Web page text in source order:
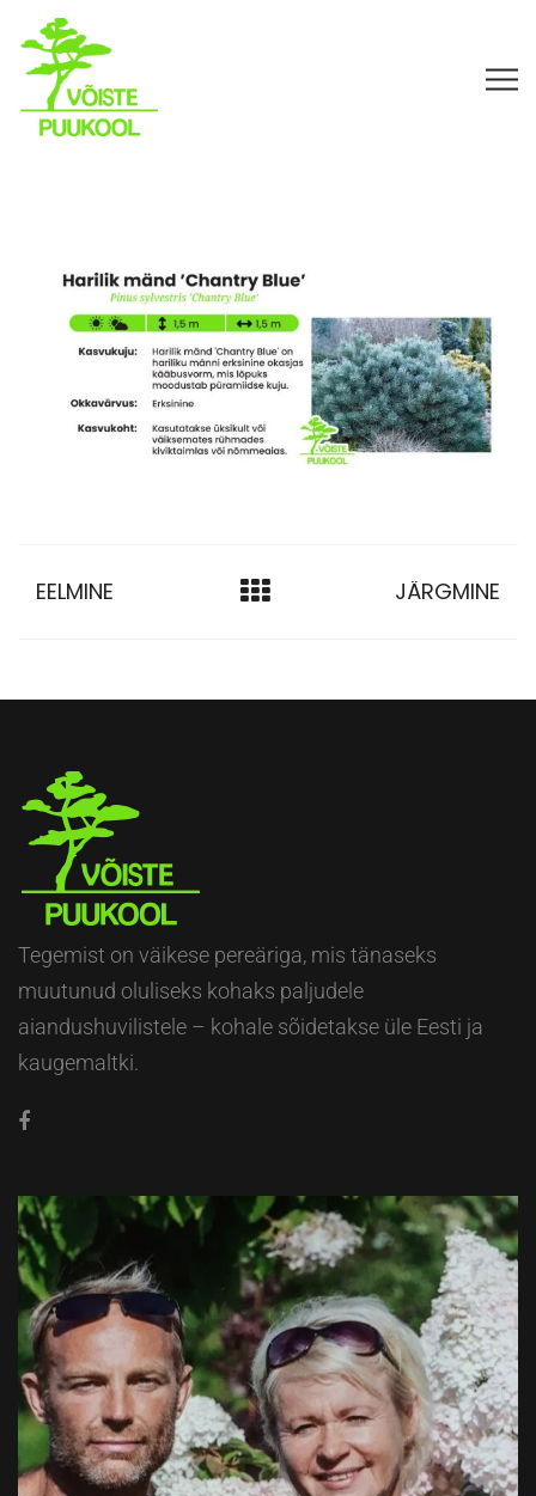
EELMINE JÄRGMINE
Tegemist on väikese pereäriga, mis tänaseks
muutunud oluliseks kohaks paljudele
aiandushuvilistele – kohale sõidetakse üle Eesti ja
kaugemaltki.